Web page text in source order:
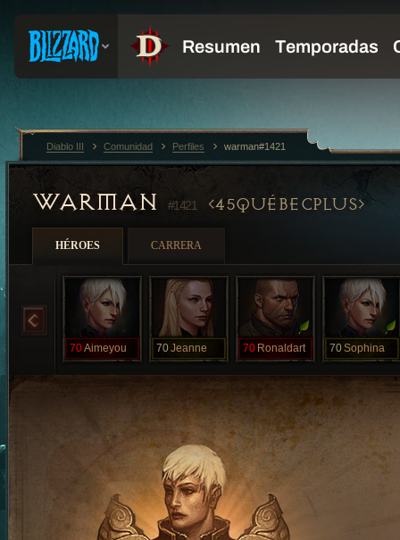
WARMAN #1421 45QUÉBECPLUS
HÉROES CARRERA
70Aimeyou 70Jeanne 70 Ronaldart 70Sophina
Diablo III Comunidad Perfiles warman#1421